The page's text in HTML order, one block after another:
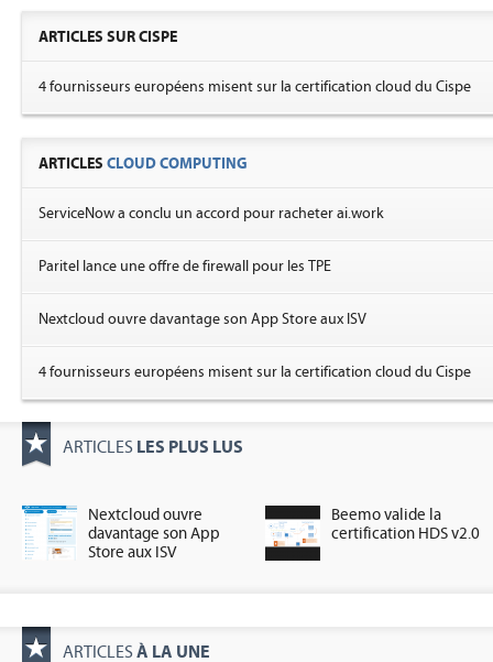
ARTICLES SUR CISPE
4 fournisseurs européens misent sur la certification cloud du Cispe
ARTICLES CLOUD COMPUTING
ServiceNow a conclu un accord pour racheter ai.work
Paritel lance une offre de firewall pour les TPE
Nextcloud ouvre davantage son App Store aux ISV
4 fournisseurs européens misent sur la certification cloud du Cispe
ARTICLES LES PLUS LUS
Nextcloud ouvre
davantage son App
Store aux ISV
Beemo valide la
certification HDS v2.0
ARTICLES À LA UNE